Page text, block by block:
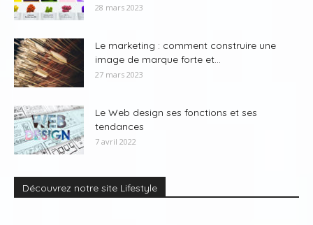
28 mars 2023
Le marketing : comment construire une
image de marque forte et...
27 mars 2023
Le Web design ses fonctions et ses
tendances
7 avril 2022
Découvrez notre site Lifestyle